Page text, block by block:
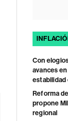
Con
avances
estabilidad
Reforma
propone
regional